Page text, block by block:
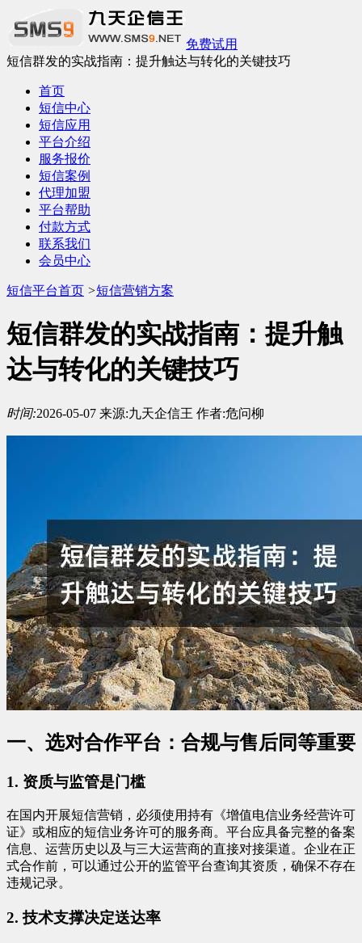
免费试用
短信群发的实战指南：提升触达与转化的关键技巧
首页
短信中心
短信应用
平台介绍
服务报价
短信案例
代理加盟
平台帮助
付款方式
联系我们
会员中心
短信平台首页 >短信营销方案
短信群发的实战指南：提升触
达与转化的关键技巧
时间:2026-05-07 来源:九天企信王 作者:危问柳
一、选对合作平台：合规与售后同等重要
1. 资质与监管是门槛
在国内开展短信营销，必须使用持有《增值电信业务经营许可
证》或相应的短信业务许可的服务商。平台应具备完整的备案
信息、运营历史以及与三大运营商的直接对接渠道。企业在正
式合作前，可以通过公开的监管平台查询其资质，确保不存在
违规记录。
2. 技术支撑决定送达率